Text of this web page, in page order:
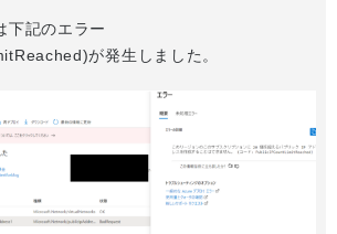
下記のエラー
が発生しました。